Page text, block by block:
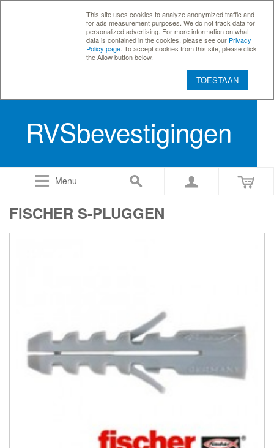
This site uses cookies to analyze anonymized traffic and
for ads measurement purposes. We do not track data for
personalized advertising. For more information on what
data is contained in the cookies, please see our Privacy
Policy page . To accept cookies from this site, please click
the Allow button below.
TOESTAAN
RVSbevestigingen
Menu
FISCHER S-PLUGGEN